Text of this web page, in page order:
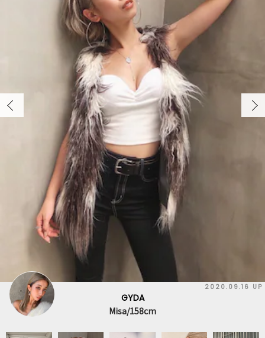
2020.09.16 UP
GYDA
Misa/158cm